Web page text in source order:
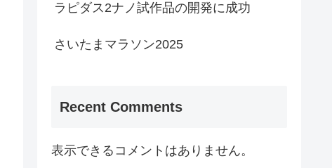
ラピダス2ナノ試作品の開発に成功
さいたまマラソン2025
Recent Comments
表示できるコメントはありません。